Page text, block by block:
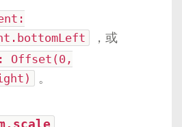
，或
Offset(0,
。